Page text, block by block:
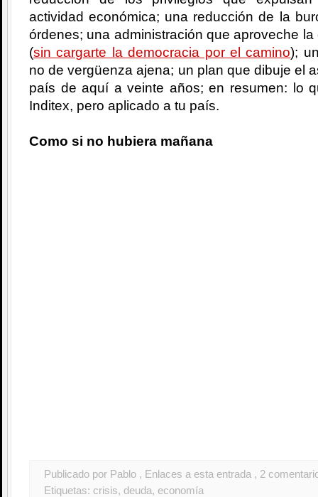
actividad económica; una reducción de la
órdenes; una administración que aproveche
(sin cargarte la democracia por el camino);
no de vergüenza ajena; un plan que dibuje el
país de aquí a veinte años; en resumen: lo
Inditex, pero aplicado a tu país.
Como si no hubiera mañana
Publicado por Pablo , Enlaces a esta entrada , 2
Etiquetas: crisis, deuda, economía